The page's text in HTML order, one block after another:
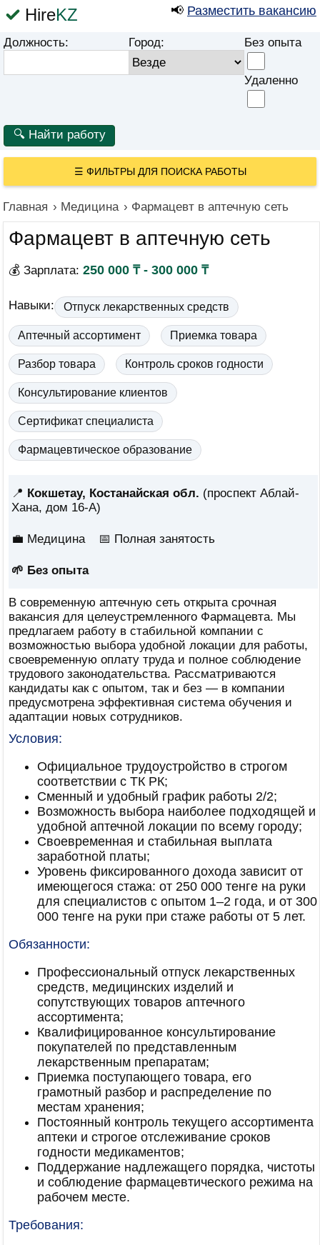
HireKZ 📢 Разместить вакансию
Должность: Город: Без опыта
Удаленно
☰ ФИЛЬТРЫ ДЛЯ ПОИСКА РАБОТЫ
Главная › Медицина › Фармацевт в аптечную сеть
Фармацевт в аптечную сеть
💰 Зарплата: 250 000 ₸ - 300 000 ₸
Навыки: Отпуск лекарственных средств
Аптечный ассортимент Приемка товара
Разбор товара Контроль сроков годности
Консультирование клиентов
Сертификат специалиста
Фармацевтическое образование
📍 Кокшетау, Костанайская обл. (проспект Аблай-
Хана, дом 16-А)
💼 Медицина 📅 Полная занятость
🌱 Без опыта
В современную аптечную сеть открыта срочная
вакансия для целеустремленного Фармацевта. Мы
предлагаем работу в стабильной компании с
возможностью выбора удобной локации для работы,
своевременную оплату труда и полное соблюдение
трудового законодательства. Рассматриваются
кандидаты как с опытом, так и без — в компании
предусмотрена эффективная система обучения и
адаптации новых сотрудников.
Условия:
Официальное трудоустройство в строгом
соответствии с ТК РК;
Сменный и удобный график работы 2/2;
Возможность выбора наиболее подходящей и
удобной аптечной локации по всему городу;
Своевременная и стабильная выплата
заработной платы;
Уровень фиксированного дохода зависит от
имеющегося стажа: от 250 000 тенге на руки
для специалистов с опытом 1–2 года, и от 300
000 тенге на руки при стаже работы от 5 лет.
Обязанности:
Профессиональный отпуск лекарственных
средств, медицинских изделий и
сопутствующих товаров аптечного
ассортимента;
Квалифицированное консультирование
покупателей по представленным
лекарственным препаратам;
Приемка поступающего товара, его
грамотный разбор и распределение по
местам хранения;
Постоянный контроль текущего ассортимента
аптеки и строгое отслеживание сроков
годности медикаментов;
Поддержание надлежащего порядка, чистоты
и соблюдение фармацевтического режима на
рабочем месте.
Требования: